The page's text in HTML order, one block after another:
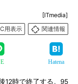
[ITmedia]
用表示
関連情報
Hatena
12時で終了する。95